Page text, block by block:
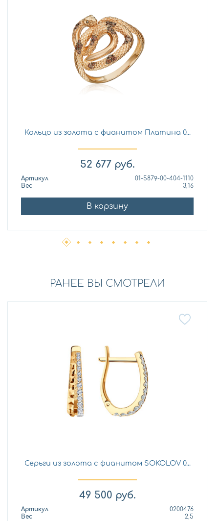
Кольцо из золота с фианитом Платина 0...
52 677 руб.
Артикул
01-5879-00-404-1110
Вес
3,16
В корзину
РАНЕЕ ВЫ СМОТРЕЛИ
Серьги из золота с фианитом SOKOLOV 0...
49 500 руб.
Артикул
0200476
Вес
2,5